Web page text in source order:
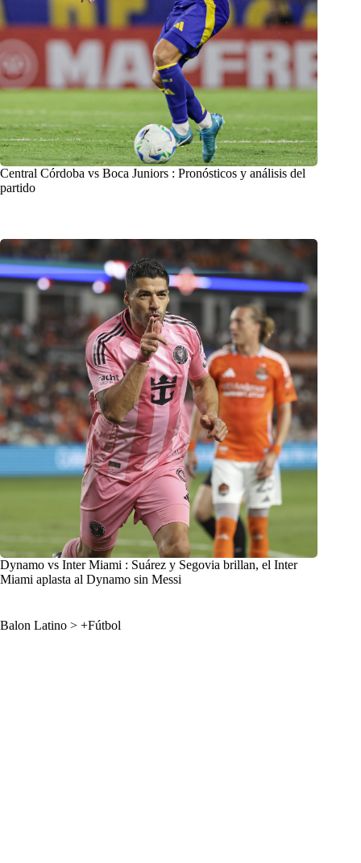
Central Córdoba vs Boca Juniors : Pronósticos y análisis del
partido
Dynamo vs Inter Miami : Suárez y Segovia brillan, el Inter
Miami aplasta al Dynamo sin Messi
Balon Latino > +Fútbol